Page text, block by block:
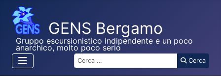
Gruppo escursionistico indipendente e un poco
anarchico, molto poco serio
Cerca
Cerca